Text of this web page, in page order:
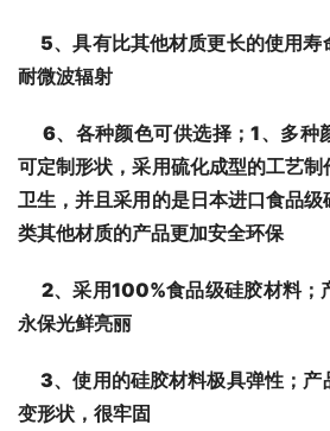
5、具有比其他材质更长的使用寿
耐微波辐射
6、各种颜色可供选择；1、多种
可定制形状，采用硫化成型的工艺
卫生，并且采用的是日本进口食品级
类其他材质的产品更加安全环保
2、采用100%食品级硅胶材料；
永保光鲜亮丽
3、使用的硅胶材料极具弹性；
变形状，很牢固